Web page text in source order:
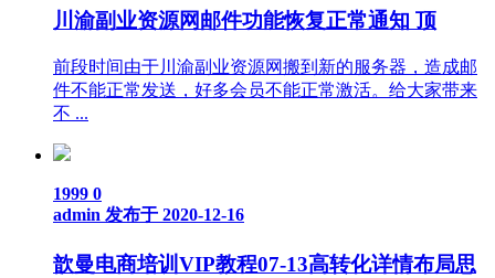
川渝副业资源网邮件功能恢复正常通知 顶
前段时间由于川渝副业资源网搬到新的服务器，造成邮
件不能正常发送，好多会员不能正常激活。给大家带来
不 ...
1999 0
admin 发布于 2020-12-16
歆曼电商培训VIP教程07-13高转化详情布局思